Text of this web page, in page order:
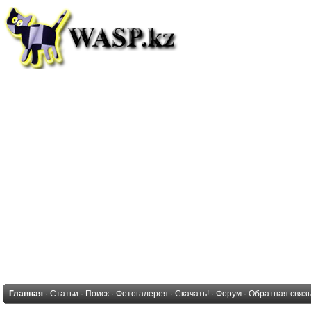
Главная · Статьи · Поиск · Фотогалерея · Скачать! · Форум · Обратная связь